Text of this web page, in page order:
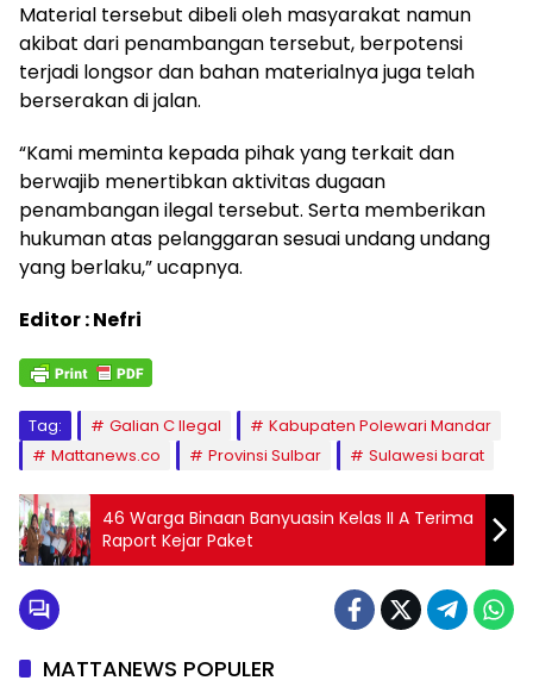
Material tersebut dibeli oleh masyarakat namun
akibat dari penambangan tersebut, berpotensi
terjadi longsor dan bahan materialnya juga telah
berserakan di jalan.
“Kami meminta kepada pihak yang terkait dan
berwajib menertibkan aktivitas dugaan
penambangan ilegal tersebut. Serta memberikan
hukuman atas pelanggaran sesuai undang undang
yang berlaku,” ucapnya.
Editor : Nefri
Tag: Galian C Ilegal
Kabupaten Polewari Mandar
Mattanews.co
Provinsi Sulbar Sulawesi barat
46 Warga Binaan Banyuasin Kelas II A Terima
Raport Kejar Paket
MATTANEWS POPULER